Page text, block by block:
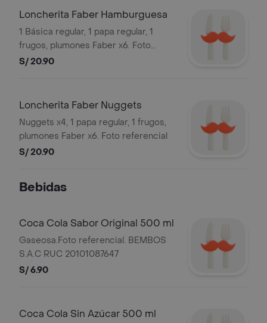
Loncherita Faber Hamburguesa
1 Básica regular, 1 papa regular, 1
frugos, plumones Faber x6. Foto
referencial
S/ 20.90
Loncherita Faber Nuggets
Nuggets x4, 1 papa regular, 1 frugos,
plumones Faber x6. Foto referencial
S/ 20.90
Bebidas
Coca Cola Sabor Original 500 ml
Gaseosa.Foto referencial. BEMBOS
S.A.C RUC 20101087647
S/ 6.90
Coca Cola Sin Azúcar 500 ml